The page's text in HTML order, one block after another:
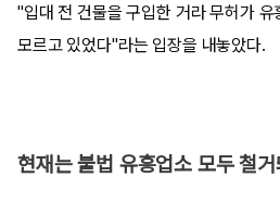
"입대 전 건물을 구입한 거라 무허가
모르고 있었다"라는 입장을 내놓았다.
현재는 불법 유흥업소 모두 철거